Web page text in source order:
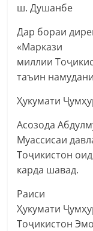
ш. Душанбе
Дар бораи
«Маркази
миллии
таъин
Ҳукумати
Асозода
Муассисаи
Тоҷикистон
карда шавад.
Раиси
Ҳукумати
Тоҷикистон